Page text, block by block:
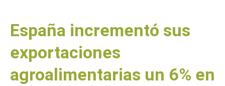
España incrementó sus
exportaciones
agroalimentarias un 6% en